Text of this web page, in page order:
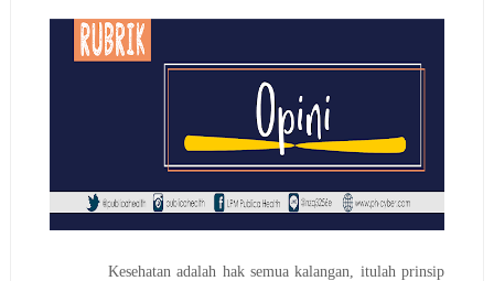
Kesehatan adalah hak semua kalangan, itulah prinsip